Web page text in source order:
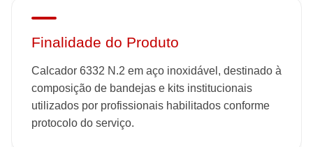
Finalidade do Produto
Calcador 6332 N.2 em aço inoxidável, destinado à
composição de bandejas e kits institucionais
utilizados por profissionais habilitados conforme
protocolo do serviço.